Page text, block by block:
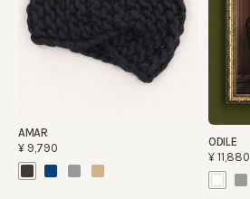
AMAR
¥9,790
ODILE
¥11,880